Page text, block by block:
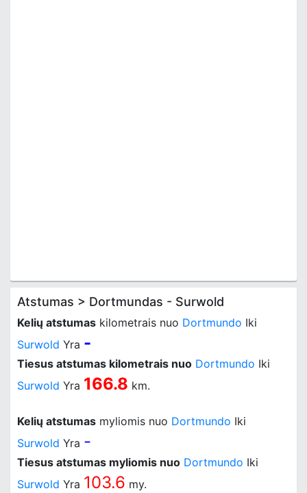
Atstumas > Dortmundas - Surwold
Kelių atstumas kilometrais nuo Dortmundo Iki
Surwold Yra -
Tiesus atstumas kilometrais nuo Dortmundo Iki
Surwold Yra 166.8 km.
Kelių atstumas myliomis nuo Dortmundo Iki
Surwold Yra -
Tiesus atstumas myliomis nuo Dortmundo Iki
Surwold Yra 103.6 my.